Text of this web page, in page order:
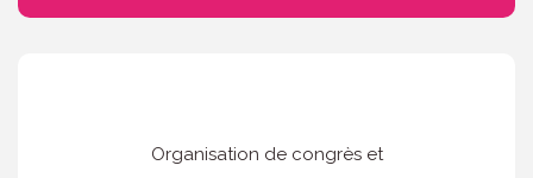
Organisation de congrès et